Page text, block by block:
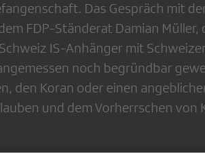
Das Gespräch mit
FDP-Ständerat Damian
IS-Anhänger mit
noch begründbar
den Koran oder einen
und dem Vorherrschen